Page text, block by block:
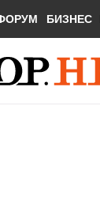
БИЗНЕС